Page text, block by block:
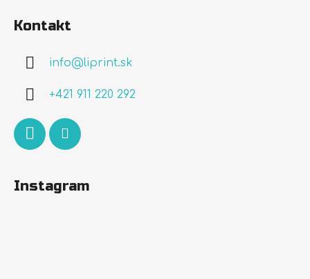
Kontakt
info@liprint.sk
+421 911 220 292
Instagram